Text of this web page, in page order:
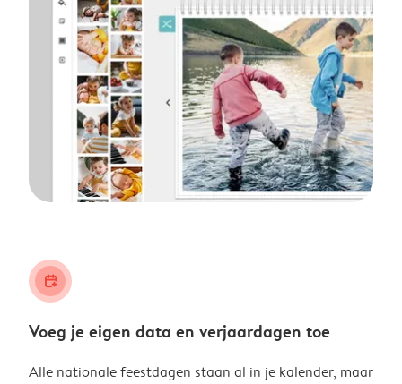
calendar_plus
Voeg je eigen data en verjaardagen toe
Alle nationale feestdagen staan al in je kalender, maar